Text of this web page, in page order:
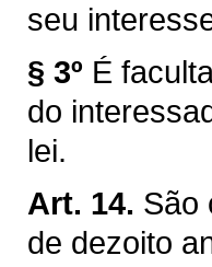
seu
§ 3º É
do
lei.
Art. 14. São
de dezoito